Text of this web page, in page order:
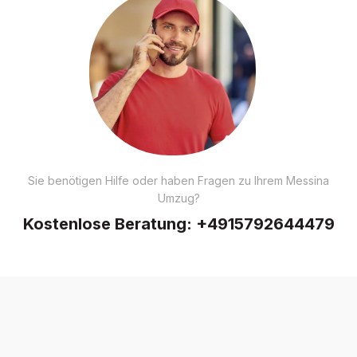
Sie benötigen Hilfe oder haben Fragen zu Ihrem Messina
Umzug?
Kostenlose Beratung: +4915792644479